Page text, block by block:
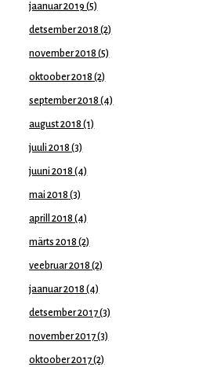
jaanuar 2019 (5)
detsember 2018 (2)
november 2018 (5)
oktoober 2018 (2)
september 2018 (4)
august 2018 (1)
juuli 2018 (3)
juuni 2018 (4)
mai 2018 (3)
aprill 2018 (4)
märts 2018 (2)
veebruar 2018 (2)
jaanuar 2018 (4)
detsember 2017(3)
november 2017(3)
oktoober 2017(2)